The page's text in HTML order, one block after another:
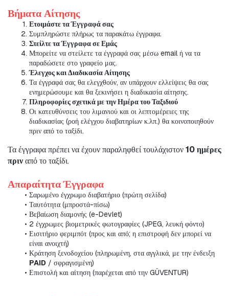
Βήματα Αίτησης
Ετοιμάστε τα Έγγραφά σας
Συμπληρώστε πλήρως τα παρακάτω έγγραφα.
Στείλτε τα Έγγραφα σε Εμάς
Μπορείτε να στείλετε τα έγγραφά σας μέσω email ή να τα
παραδώσετε στο γραφείο μας.
Έλεγχος και Διαδικασία Αίτησης
Τα έγγραφά σας θα ελεγχθούν, αν υπάρχουν ελλείψεις θα σας
ενημερώσουμε και θα ξεκινήσει η διαδικασία αίτησης.
Πληροφορίες σχετικά με την Ημέρα του Ταξιδιού
Οι κατευθύνσεις του λιμανιού και οι λεπτομέρειες της
διαδικασίας (ροή ελέγχου διαβατηρίων κ.λπ.) θα κοινοποιηθούν
πριν από το ταξίδι.
Τα έγγραφα πρέπει να έχουν παραληφθεί τουλάχιστον 10 ημέρες
πριν από το ταξίδι.
Απαραίτητα Έγγραφα
Σαρωμένο έγχρωμο διαβατήριο (πρώτη σελίδα)
Ταυτότητα (μπροστά-πίσω)
Βεβαίωση διαμονής (e-Devlet)
2 έγχρωμες βιομετρικές φωτογραφίες (JPEG, λευκή φόντο)
Εισιτήριο φεριμπότ (προς και από; η επιστροφή δεν μπορεί να
είναι ανοιχτή)
Κράτηση ξενοδοχείου (πληρωμένη, στα αγγλικά, με την ένδειξη
PAID / σφραγισμένη)
Επιστολή και αίτηση (παρέχεται από την GÜVENTUR)